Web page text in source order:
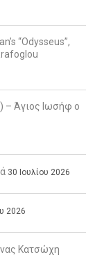
“Odysseus”,
– Άγιος Ιωσήφ ο
30 Ιουλίου 2026
2026
Κατσώχη